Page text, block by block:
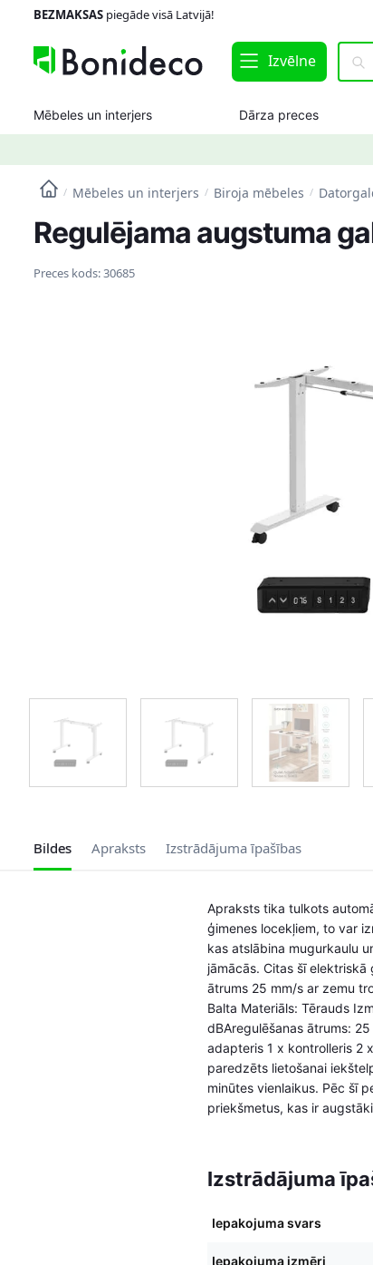
navigation
content
BEZMAKSASpiegāde visā Latvijā!
Izvēlne
Meklēt:
Mēbeles un interjers Dārza preces
/ Mēbeles un interjers / Biroja mēbeles /
Regulējama augstuma
Preces kods:30685
Bildes Apraksts Izstrādājuma īpašības
Apraksts tika tulkots
ģimenes locekļiem, to var
kas atslābina mugurkaulu
jāmācās. Citas šī
ātrums 25 mm/s ar zemu
Balta Materiāls: Tērauds
dBAregulēšanas ātrums:
adapteris 1 x kontrolleris 2
paredzēts lietošanai
minūtes vienlaikus. Pēc šī
priekšmetus, kas ir
Izstrādājuma
Iepakojuma svars
Iepakojuma izmēri